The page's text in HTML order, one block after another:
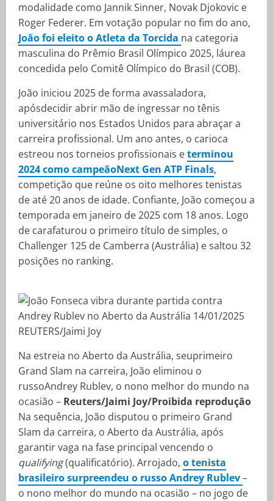
modalidade como Jannik Sinner, Novak Djokovic e
Roger Federer. Em votação popular no fim do ano,
João foi eleito o Atleta da Torcida na categoria
masculina do Prêmio Brasil Olímpico 2025, láurea
concedida pelo Comitê Olímpico do Brasil (COB).
João iniciou 2025 de forma avassaladora,
apósdecidir abrir mão de ingressar no tênis
universitário nos Estados Unidos para abraçar a
carreira profissional. Um ano antes, o carioca
estreou nos torneios profissionais eterminou
2024 como campeãoNext Gen ATP Finals,
competição que reúne os oito melhores tenistas
de até 20 anos de idade. Confiante, João começou a
temporada em janeiro de 2025 com 18 anos. Logo
de carafaturou o primeiro título de simples, o
Challenger 125 de Camberra (Austrália) e saltou 32
posições no ranking.
Na estreia no Aberto da Austrália, seuprimeiro
Grand Slam na carreira, João eliminou o
russoAndrey Rublev, o nono melhor do mundo na
ocasião – Reuters/Jaimi Joy/Proibida reprodução
Na sequência, João disputou o primeiro Grand
Slam da carreira, o Aberto da Austrália, após
garantir vaga na fase principal vencendo o
qualifying(qualificatório). Arrojado, o tenista
brasileiro surpreendeu o russo Andrey Rublev–
o nono melhor do mundo na ocasião – no jogo de